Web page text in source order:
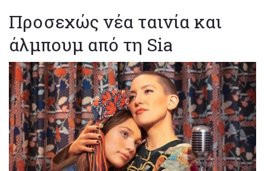
Προσεχώς νέα ταινία και
άλμπουμ από τη Sia